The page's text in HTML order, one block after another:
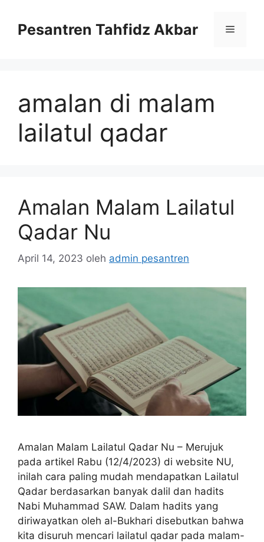
Pesantren Tahfidz Akbar Menu
amalan di malam
lailatul qadar
Amalan Malam Lailatul
Qadar Nu
April 14, 2023 oleh admin pesantren
Amalan Malam Lailatul Qadar Nu – Merujuk
pada artikel Rabu (12/4/2023) di website NU,
inilah cara paling mudah mendapatkan Lailatul
Qadar berdasarkan banyak dalil dan hadits
Nabi Muhammad SAW. Dalam hadits yang
diriwayatkan oleh al-Bukhari disebutkan bahwa
kita disuruh mencari lailatul qadar pada malam-